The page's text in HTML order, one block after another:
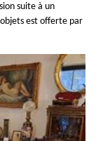
suite à un
est offerte par